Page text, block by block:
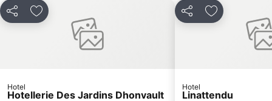
Le Parc de la Falaise
La Coupole
Le Marché de la Place Dalton
Maison du Marbre et de la Géologie
Cathédrale de Notre-Dame
Saint-Saulve Abbey Church
Delen Toevoegen aan favorieten
Hotel
Hotellerie Des Jardins Dhonvault
Delen Toevoegen
Hotel
Linattendu